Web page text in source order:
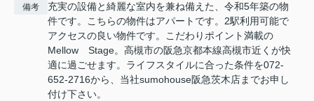
備考
充実の設備と綺麗な室内を兼ね備えた、令和5年築の物
件です。こちらの物件はアパートです。2駅利用可能で
アクセスの良い物件です。こだわりポイント満載の
Mellow Stage。高槻市の阪急京都本線高槻市近くが快
適に過ごせます。ライフスタイルに合った条件を072-
652-2716から、当社sumohouse阪急茨木店までお申し
付け下さい。